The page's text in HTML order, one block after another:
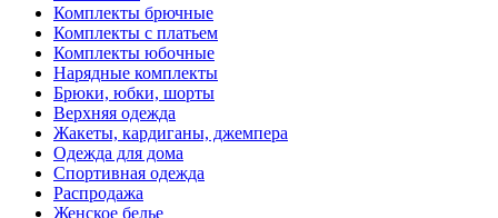
Комплекты брючные
Комплекты с платьем
Комплекты юбочные
Нарядные комплекты
Брюки, юбки, шорты
Верхняя одежда
Жакеты, кардиганы, джемпера
Одежда для дома
Спортивная одежда
Распродажа
Женское белье